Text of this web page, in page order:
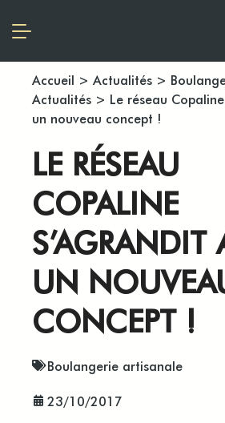
Accueil > Actualités >
Actualités > Le réseau
un nouveau concept !
LE RÉSEAU
COPALINE
S’AGRANDIT
UN
CONCEPT !
Boulangerie artisanale
23/10/2017